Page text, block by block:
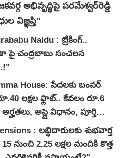
అభివృద్ధిపై పరమేశ్వర్‌రెడ్డి
విజ్ఞప్తి"
Naidu : బ్రేకింగ్..
పై చంద్రబాబు సంచలన
House: పేదలకు బంపర్
లక్షల ఫ్లాట్.. కేవలం రూ.6
అర్హతలు, అప్లై విధానం, పూర్తి
: లబ్ధిదారులకు శుభవార్త
లక్షల మందికి కొత్త